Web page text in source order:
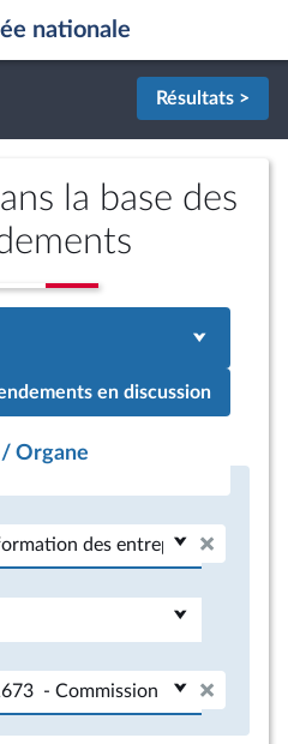
nationale
Résultats >
la base des
en discussion
Organe